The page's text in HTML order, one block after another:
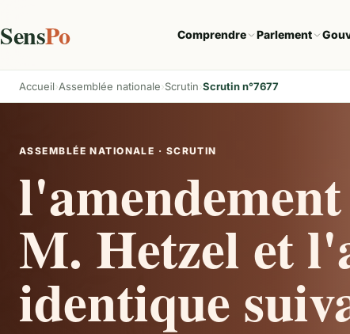
SensPo Comprendre Parlement
Accueil Assemblée nationale Scrutin Scrutin n°7677
ASSEMBLÉE NATIONALE · SCRUTIN
M. Hetzel et
identique